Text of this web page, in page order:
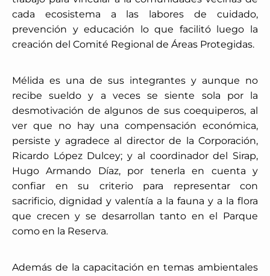
cada ecosistema a las labores de cuidado,
prevención y educación lo que facilitó luego la
creación del Comité Regional de Áreas Protegidas.
Mélida es una de sus integrantes y aunque no
recibe sueldo y a veces se siente sola por la
desmotivación de algunos de sus coequiperos, al
ver que no hay una compensación económica,
persiste y agradece al director de la Corporación,
Ricardo López Dulcey; y al coordinador del Sirap,
Hugo Armando Díaz, por tenerla en cuenta y
confiar en su criterio para representar con
sacrificio, dignidad y valentía a la fauna y a la flora
que crecen y se desarrollan tanto en el Parque
como en la Reserva.
Además de la capacitación en temas ambientales